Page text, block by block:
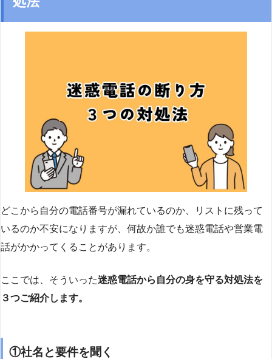
どこから自分の電話番号が漏れているのか、リストに残って
いるのか不安になりますが、何故か誰でも迷惑電話や営業電
話がかかってくることがあります。
ここでは、そういった迷惑電話から自分の身を守る対処法を
３つご紹介します。
①社名と要件を聞く